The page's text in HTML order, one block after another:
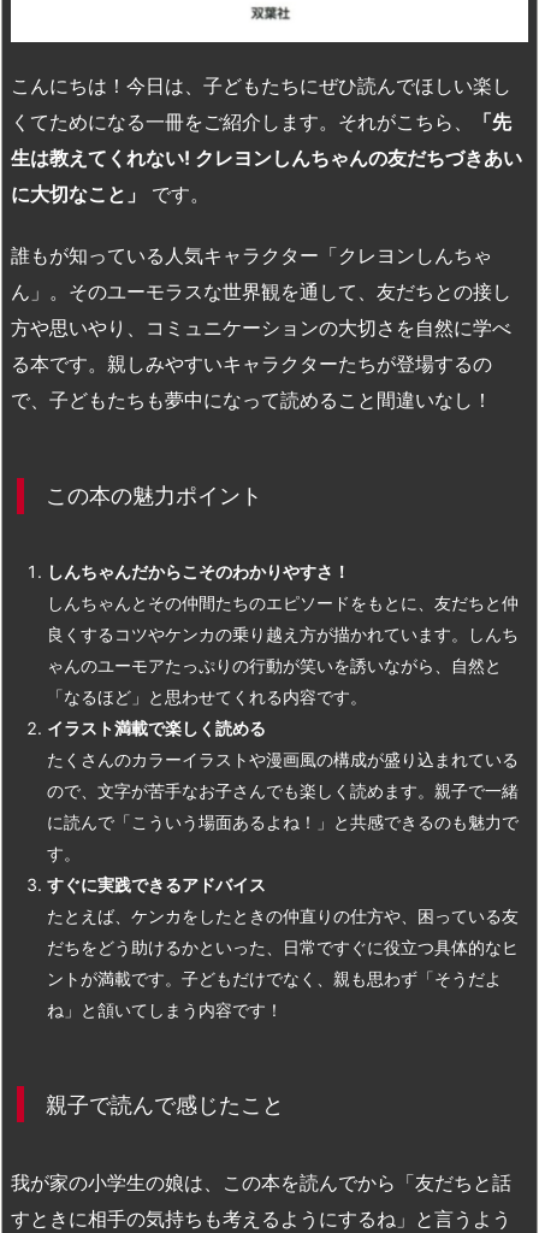
こんにちは！今日は、子どもたちにぜひ読んでほしい楽し
くてためになる一冊をご紹介します。それがこちら、
「先
生は教えてくれない! クレヨンしんちゃんの友だちづきあい
に大切なこと」
です。
誰もが知っている人気キャラクター「クレヨンしんちゃ
ん」。そのユーモラスな世界観を通して、友だちとの接し
方や思いやり、コミュニケーションの大切さを自然に学べ
る本です。親しみやすいキャラクターたちが登場するの
で、子どもたちも夢中になって読めること間違いなし！
この本の魅力ポイント
しんちゃんだからこそのわかりやすさ！
しんちゃんとその仲間たちのエピソードをもとに、友だちと仲
良くするコツやケンカの乗り越え方が描かれています。しんち
ゃんのユーモアたっぷりの行動が笑いを誘いながら、自然と
「なるほど」と思わせてくれる内容です。
イラスト満載で楽しく読める
たくさんのカラーイラストや漫画風の構成が盛り込まれている
ので、文字が苦手なお子さんでも楽しく読めます。親子で一緒
に読んで「こういう場面あるよね！」と共感できるのも魅力で
す。
すぐに実践できるアドバイス
たとえば、ケンカをしたときの仲直りの仕方や、困っている友
だちをどう助けるかといった、日常ですぐに役立つ具体的なヒ
ントが満載です。子どもだけでなく、親も思わず「そうだよ
ね」と頷いてしまう内容です！
親子で読んで感じたこと
我が家の小学生の娘は、この本を読んでから「友だちと話
すときに相手の気持ちも考えるようにするね」と言うよう